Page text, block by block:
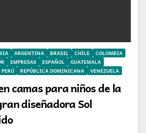
ARGENTINA BRASIL CHILE
COLOMBIA
EMPRESAS ESPAÑOL
GUATEMALA
PERÚ REPÚBLICA DOMINICANA VENEZUELA
camas para niños de la
diseñadora Sol